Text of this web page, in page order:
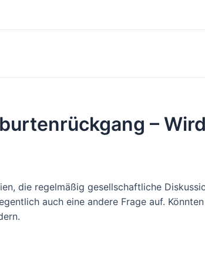
–
die regelmäßig gesellschaftliche
auch eine andere Frage auf.